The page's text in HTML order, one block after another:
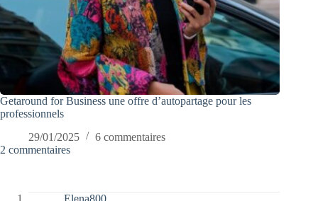
Getaround for Business une offre d’autopartage pour les
professionnels
29/01/2025
6 commentaires
2 commentaires
Elena800